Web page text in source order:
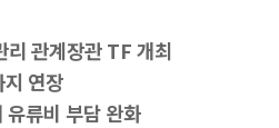
리 관계장관 TF 개최
연장
유류비 부담 완화